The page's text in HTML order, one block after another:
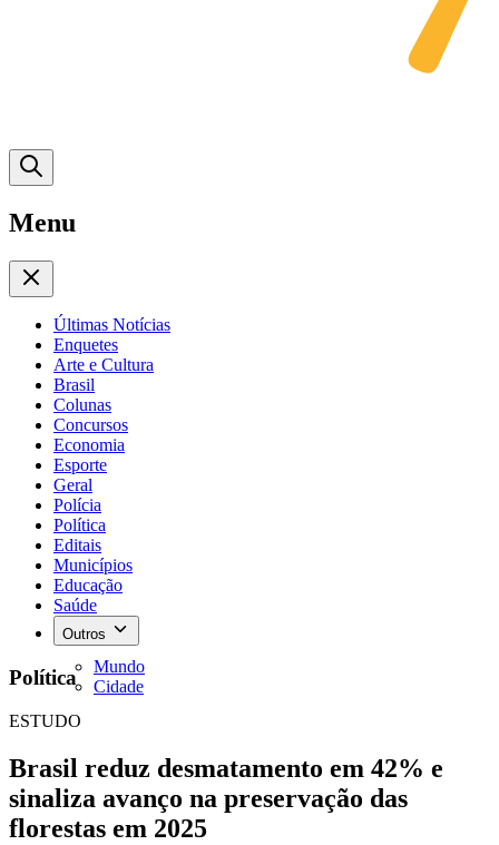
Menu
Últimas Notícias
Enquetes
Arte e Cultura
Brasil
Colunas
Concursos
Economia
Esporte
Geral
Polícia
Política
Editais
Municípios
Educação
Saúde
Outros
Mundo
Cidade
Política
ESTUDO
Brasil reduz desmatamento em 42% e
sinaliza avanço na preservação das
florestas em 2025